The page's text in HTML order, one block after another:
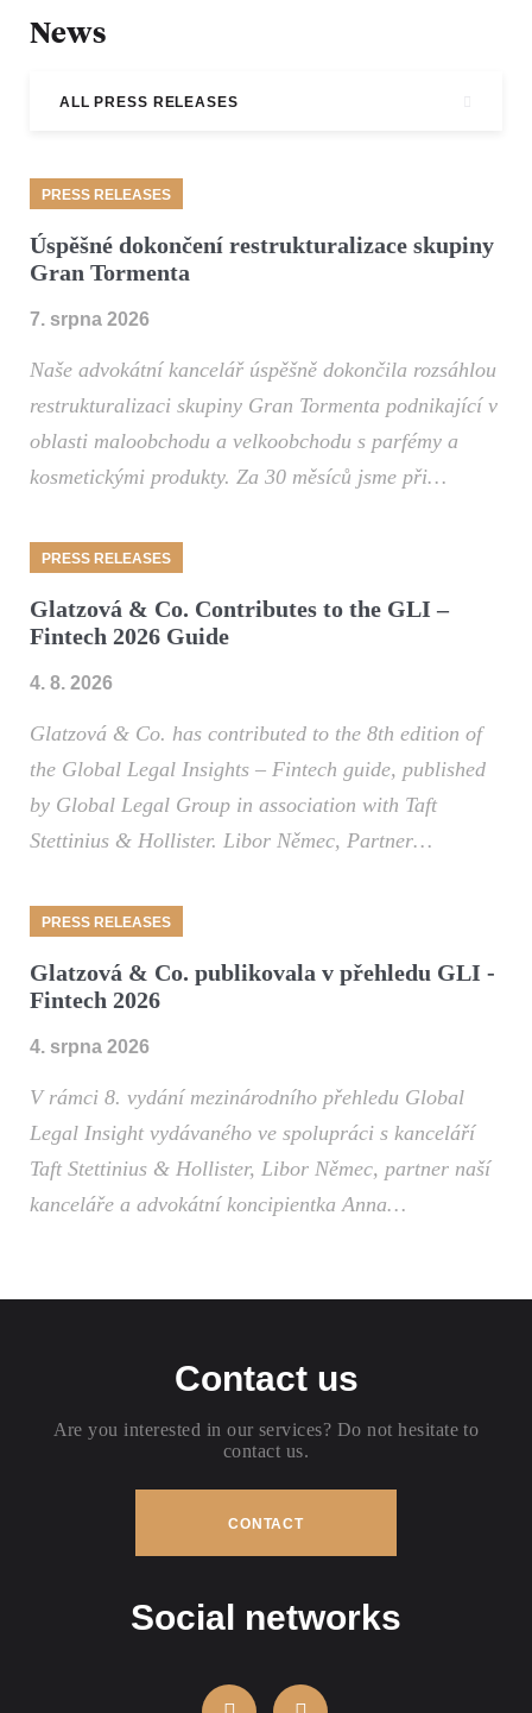
News
ALL PRESS RELEASES
PRESS RELEASES
Úspěšné dokončení restrukturalizace skupiny
Gran Tormenta
7. srpna 2026
Naše advokátní kancelář úspěšně dokončila rozsáhlou
restrukturalizaci skupiny Gran Tormenta podnikající v
oblasti maloobchodu a velkoobchodu s parfémy a
kosmetickými produkty. Za 30 měsíců jsme při…
PRESS RELEASES
Glatzová & Co. Contributes to the GLI –
Fintech 2026 Guide
4. 8. 2026
Glatzová & Co. has contributed to the 8th edition of
the Global Legal Insights – Fintech guide, published
by Global Legal Group in association with Taft
Stettinius & Hollister. Libor Němec, Partner…
PRESS RELEASES
Glatzová & Co. publikovala v přehledu GLI -
Fintech 2026
4. srpna 2026
V rámci 8. vydání mezinárodního přehledu Global
Legal Insight vydávaného ve spolupráci s kanceláří
Taft Stettinius & Hollister, Libor Němec, partner naší
kanceláře a advokátní koncipientka Anna…
Contact us
Are you interested in our services? Do not hesitate to
contact us.
CONTACT
Social networks